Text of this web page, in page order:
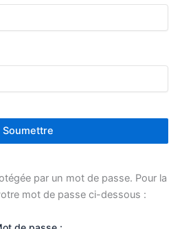
Soumettre
par un mot de passe. Pour la
mot de passe ci-dessous :